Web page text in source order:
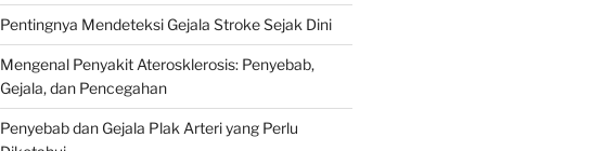
Pentingnya Mendeteksi Gejala Stroke Sejak Dini
Mengenal Penyakit Aterosklerosis: Penyebab,
Gejala, dan Pencegahan
Penyebab dan Gejala Plak Arteri yang Perlu